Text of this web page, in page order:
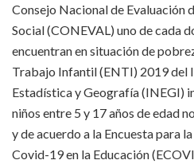
Consejo Nacional de Evaluación
Social (CONEVAL) uno de cada
encuentran en situación de
Trabajo Infantil (ENTI) 2019 del
Estadística y Geografía (INEGI)
niños entre 5 y 17 años de edad
y de acuerdo a la Encuesta para
Covid-19 en la Educación